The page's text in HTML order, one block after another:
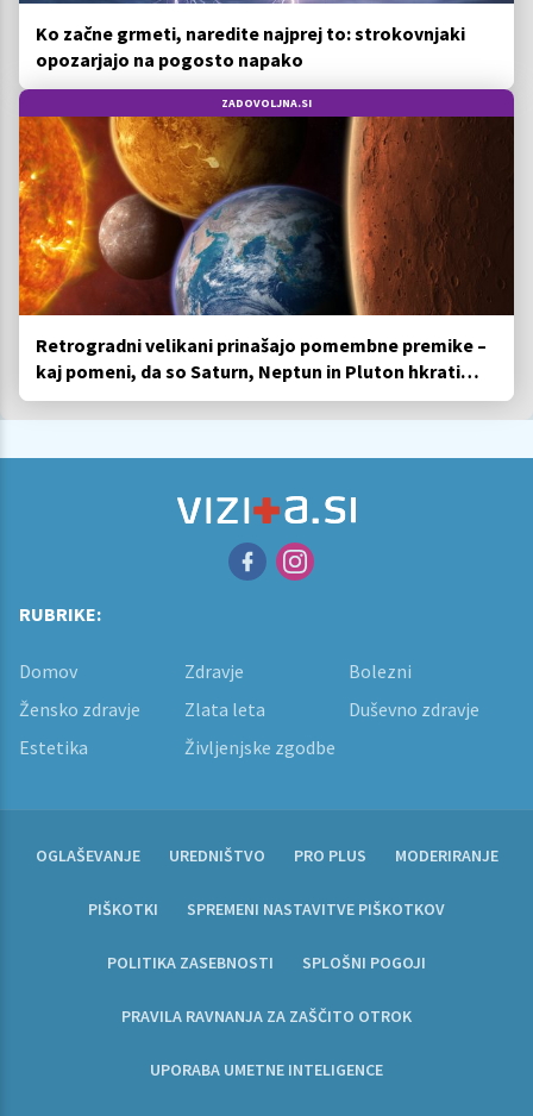
Ko začne grmeti, naredite najprej to: strokovnjaki
opozarjajo na pogosto napako
ZADOVOLJNA.SI
Retrogradni velikani prinašajo pomembne premike –
kaj pomeni, da so Saturn, Neptun in Pluton hkrati
retrogradni?
RUBRIKE:
Domov Zdravje
Bolezni
Žensko zdravje
Zlata leta
Duševno zdravje
Estetika
Življenjske zgodbe
OGLAŠEVANJE UREDNIŠTVO PRO PLUS MODERIRANJE
PIŠKOTKI SPREMENI NASTAVITVE PIŠKOTKOV
POLITIKA ZASEBNOSTI SPLOŠNI POGOJI
PRAVILA RAVNANJA ZA ZAŠČITO OTROK
UPORABA UMETNE INTELIGENCE